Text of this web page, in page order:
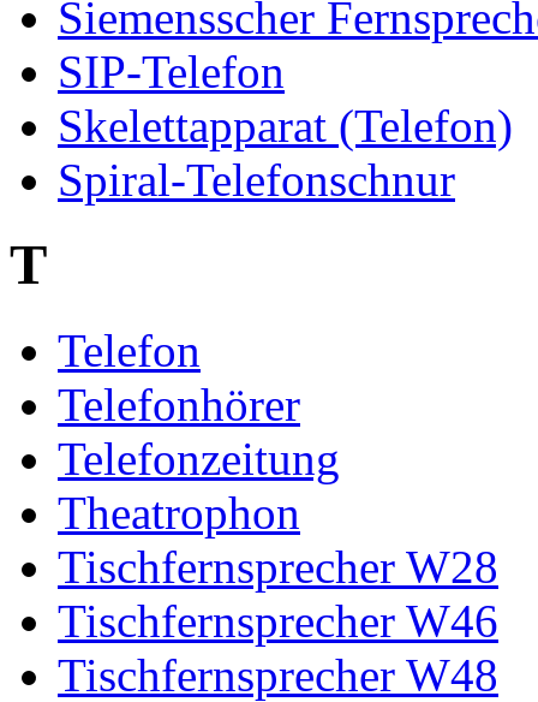
Siemensscher
SIP-Telefon
Skelettapparat (Telefon)
Spiral-Telefonschnur
T
Telefon
Telefonhörer
Telefonzeitung
Theatrophon
Tischfernsprecher W28
Tischfernsprecher W46
Tischfernsprecher W48